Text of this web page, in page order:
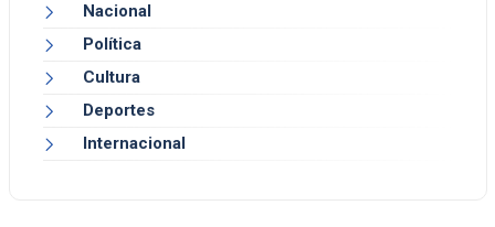
Nacional
Política
Cultura
Deportes
Internacional